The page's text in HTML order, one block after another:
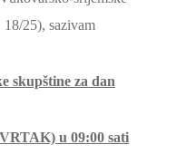
25), sazivam
skupštine za dan
u 09:00 sati